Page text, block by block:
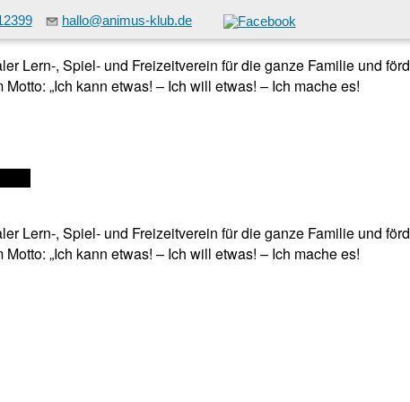
hallo@animus-klub.de
Lern-, Spiel- und Freizeitverein für die ganze Familie und
„Ich kann etwas! – Ich will etwas! – Ich mache es!
Lern-, Spiel- und Freizeitverein für die ganze Familie und
„Ich kann etwas! – Ich will etwas! – Ich mache es!